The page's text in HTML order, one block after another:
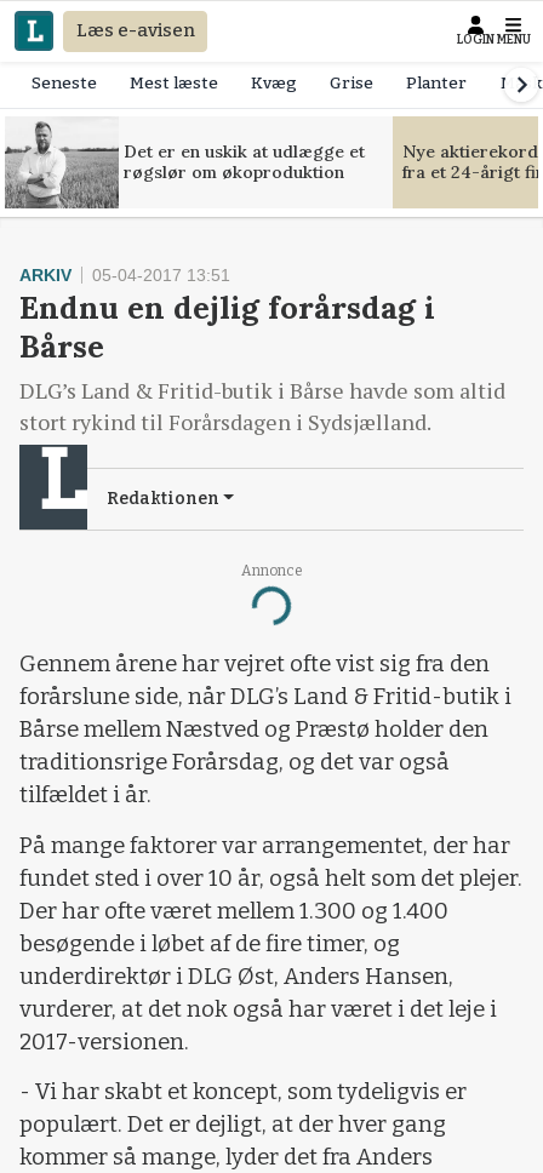
Læs e-avisen LOGIN MENU
Seneste Mest læste Kvæg Grise Planter
Det er en uskik at udlægge et
røgslør om økoproduktion
Nye
fra et 24-årigt
Annonce
Loading...
ARKIV 05-04-2017 13:51
Endnu en dejlig forårsdag i
Bårse
DLG’s Land & Fritid-butik i Bårse havde som altid
stort rykind til Forårsdagen i Sydsjælland.
Redaktionen
Gennem årene har vejret ofte vist sig fra den
forårslune side, når DLG’s Land & Fritid-butik i
Bårse mellem Næstved og Præstø holder den
traditionsrige Forårsdag, og det var også
tilfældet i år.
På mange faktorer var arrangementet, der har
fundet sted i over 10 år, også helt som det plejer.
Der har ofte været mellem 1.300 og 1.400
besøgende i løbet af de fire timer, og
underdirektør i DLG Øst, Anders Hansen,
vurderer, at det nok også har været i det leje i
2017-versionen.
- Vi har skabt et koncept, som tydeligvis er
populært. Det er dejligt, at der hver gang
kommer så mange, lyder det fra Anders